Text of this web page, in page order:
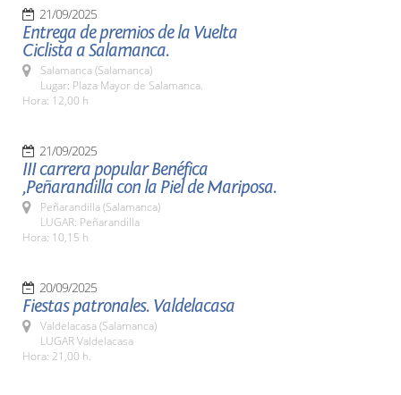
21/09/2025
Entrega de premios de la Vuelta
Ciclista a Salamanca.
Salamanca (Salamanca)
Lugar: Plaza Mayor de Salamanca.
Hora: 12,00 h
21/09/2025
III carrera popular Benéfica
,Peñarandilla con la Piel de Mariposa.
Peñarandilla (Salamanca)
LUGAR: Peñarandilla
Hora: 10,15 h
20/09/2025
Fiestas patronales. Valdelacasa
Valdelacasa (Salamanca)
LUGAR Valdelacasa
Hora: 21,00 h.